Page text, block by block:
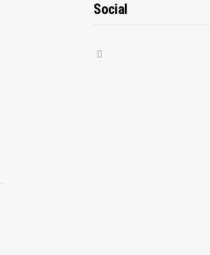
Social